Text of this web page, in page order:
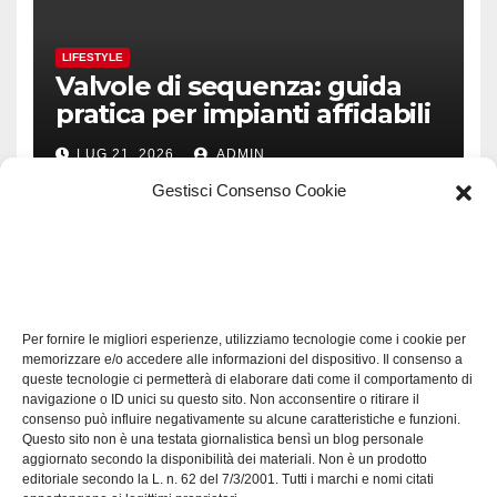
Gestisci Consenso Cookie
Per fornire le migliori esperienze, utilizziamo tecnologie come i cookie per
memorizzare e/o accedere alle informazioni del dispositivo. Il consenso a
queste tecnologie ci permetterà di elaborare dati come il comportamento di
navigazione o ID unici su questo sito. Non acconsentire o ritirare il
consenso può influire negativamente su alcune caratteristiche e funzioni.
Questo sito non è una testata giornalistica bensì un blog personale
aggiornato secondo la disponibilità dei materiali. Non è un prodotto
editoriale secondo la L. n. 62 del 7/3/2001. Tutti i marchi e nomi citati
LIFESTYLE
Valvole di sequenza: guida
pratica per impianti affidabili
LUG 21, 2026 ADMIN
Software manutenzioni:
guida pratica alla scelta
efficace
LUG 17, 2026 ADMIN